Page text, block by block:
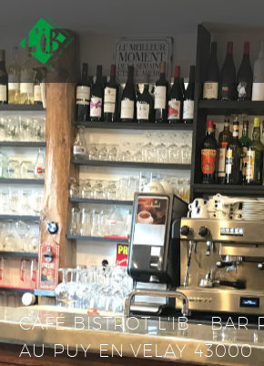
CAFÉ BISTROT L'IB - BAR
AU PUY EN VELAY 43000